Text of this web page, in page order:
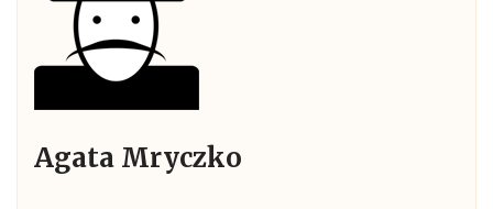
Agata Mryczko